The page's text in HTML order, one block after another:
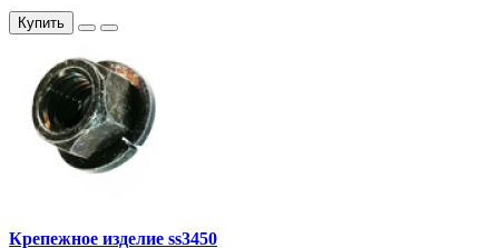
Купить
Крепежное изделие ss3450